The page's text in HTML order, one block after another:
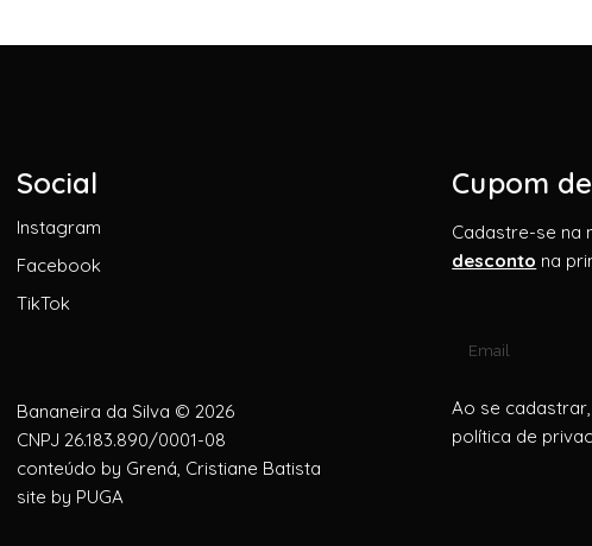
Social
Instagram
Facebook
TikTok
Bananeira da Silva © 2026
CNPJ 26.183.890/0001-08
conteúdo by Grená, Cristiane Batista
site by PUGA
Cupom
Cadastre-se na
desconto na
Ao se
política de